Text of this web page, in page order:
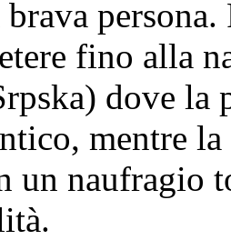
brava
fino alla
dove la
mentre
un naufragio